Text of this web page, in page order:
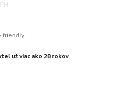
friendly.
už viac ako 28 rokov